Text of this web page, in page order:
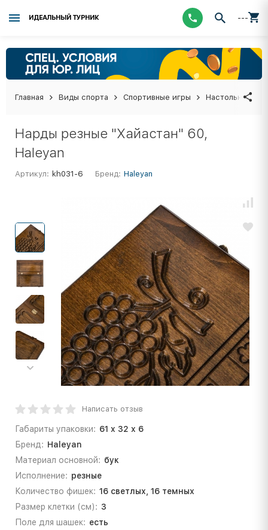
ИДЕАЛЬНЫЙ ТУРНИК ---
Главная Виды спорта Спортивные игры Настольные
Нарды резные "Хайастан" 60,
Haleyan
Артикул: kh031-6 Бренд: Haleyan
Написать отзыв
Габариты упаковки: 61 x 32 x 6
Бренд: Haleyan
Материал основной: бук
Исполнение: резные
Количество фишек: 16 светлых, 16 темных
Рaзмер клетки (см): 3
Поле для шашек: есть